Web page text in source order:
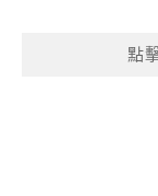
點